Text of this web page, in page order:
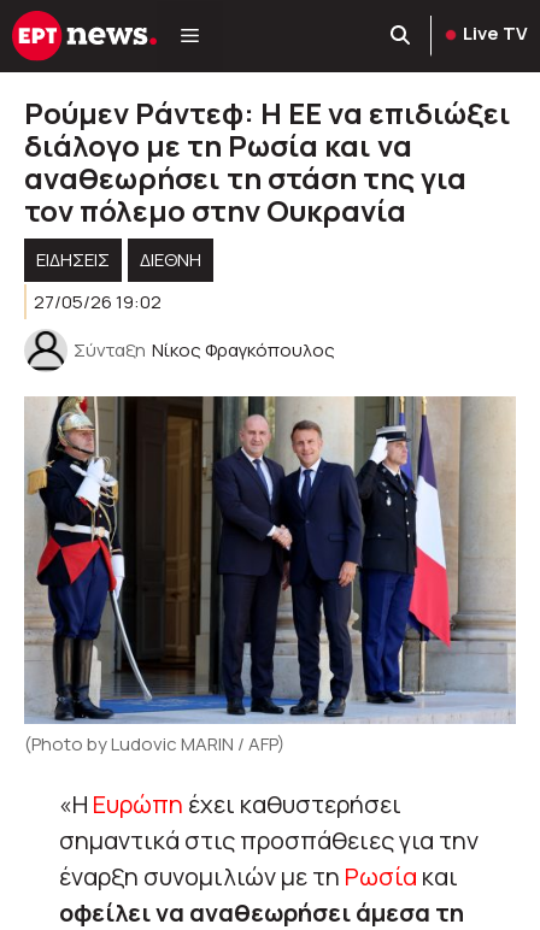
Μετάβαση
σε
Live TV
Ρούμεν Ράντεφ: Η ΕΕ να επιδιώξει
διάλογο με τη Ρωσία και να
αναθεωρήσει τη στάση της για
τον πόλεμο στην Ουκρανία
ΕΙΔΗΣΕΙΣ
ΔΙΕΘΝΗ
27/05/26 19:02
Σύνταξη Νίκος Φραγκόπουλος
(Photo by Ludovic MARIN / AFP)
«Η Ευρώπη έχει καθυστερήσει
σημαντικά στις προσπάθειες για την
έναρξη συνομιλιών με τη Ρωσία και
οφείλει να αναθεωρήσει άμεσα τη